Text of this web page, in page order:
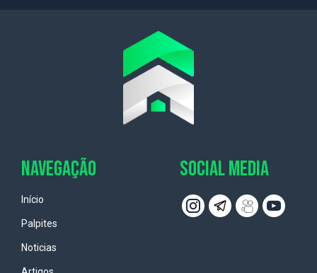
NAVEGAÇÃO
Início
Palpites
Noticias
SOCIAL MEDIA